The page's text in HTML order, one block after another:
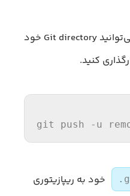
با استفاده از سینتکس زیر می‌توانید Git directory خود
کنید.
git push -u
خود به ریپازیتوری